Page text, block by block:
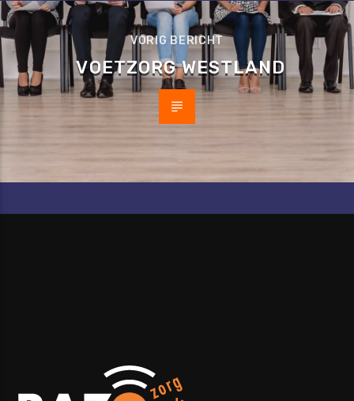
VORIG BERICHT
VOETZORG WESTLAND